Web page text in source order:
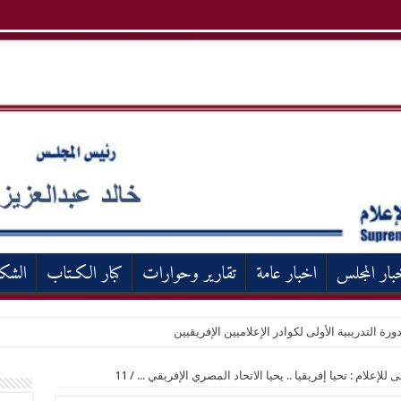
المجلس اخبار عامة تقارير وحوارات كبار الكـتاب
التدريبية الأولى لكوادر الإعلاميين الإفريقيين
: تحيا إفريقيا .. يحيا الاتحاد المصري الإفريقي ... /
11